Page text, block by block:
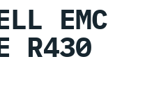
EMC
R430